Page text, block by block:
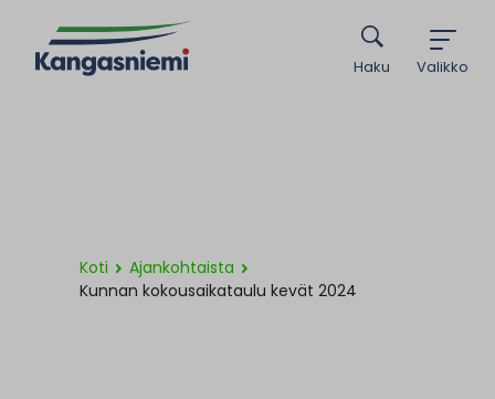
Valikko
Haku
Koti
Ajankohtaista
Kunnan kokousaikataulu kevät 2024